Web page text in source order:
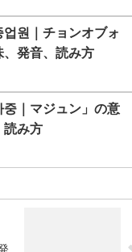
원｜チョンオブォ
、発音、読み方
중｜マジュン」の意
読み方